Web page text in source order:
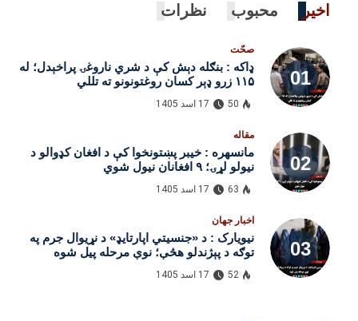
اخیر محبوب نظرات
صحّت
ډاکه : بنګله‌ دېش کې د شري ناروغۍ پراخېدل؛ له
۱۱۵ زرو ډېر کسان روغتونونو ته تللي
50 17 اسد 1405
مقاله
مانسهره : خیبر پښتونخوا کې د افغان کډوالو د
نیولو لړۍ؛ ۹ افغانان نیول شوي
63 17 اسد 1405
اخبار جهان
نیویارک : د «جنسیتي اپارتایډ» د نړیوال جرم په
توګه د پېژندلو هڅې؛ نوې مرحله پیل شوه
52 17 اسد 1405